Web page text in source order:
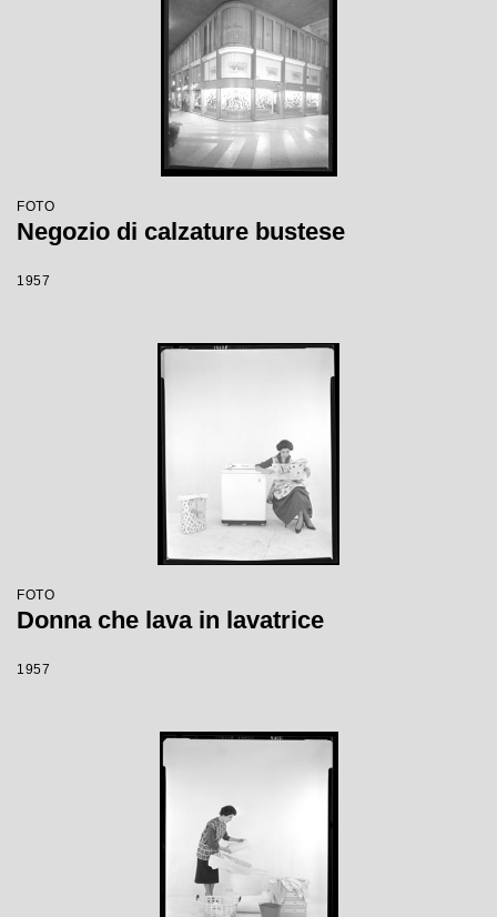
FOTO
Negozio di calzature bustese
1957
FOTO
Donna che lava in lavatrice
1957